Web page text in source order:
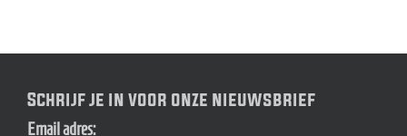
Schrijf je in voor onze nieuwsbrief
Email adres: